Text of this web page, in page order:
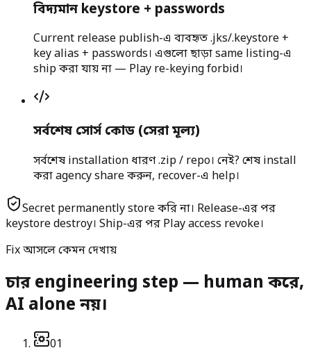
বিদ্যমান keystore + passwords
Current release publish-এ ব্যবহৃত .jks/.keystore +
key alias + passwords। এগুলো ছাড়া same listing-এ
ship করা যায় না — Play re-keying forbid।
সর্বশেষ সোর্স কোড (সেরা মূল্য)
সর্বশেষ installation ধারণ .zip / repo। নেই? শেষ install
করা agency share করুন, recover-এ help।
Secret permanently store করি না। Release-এর পর
keystore destroy। Ship-এর পর Play access revoke।
Fix আসলে কেমন দেখায়
চার engineering step — human করে,
AI alone নয়।
01